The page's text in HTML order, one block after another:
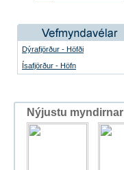
Dýrafjörður - Höfði
Ísafjörður - Höfn
Nýjustu myndirnar